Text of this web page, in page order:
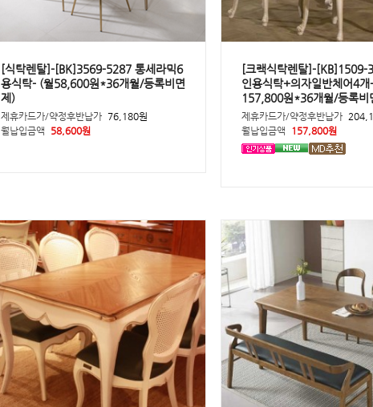
[식탁렌탈]-[BK]3569-5287 통세라믹6
용식탁- (월58,600원*36개월/등록비면
제)
제휴카드가/약정후반납가 76,180원
월납입금액
58,600원
[크랙식탁렌탈]-[KB]1509-
인용식탁+의자일반체어4개
157,800원*36개월/등록비
제휴카드가/약정후반납가
월납입금액
157,800원